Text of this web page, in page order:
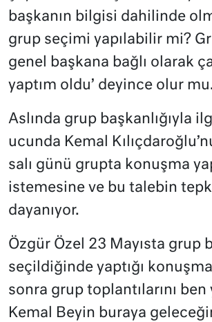
başkanın bilgisi dahilinde
grup seçimi yapılabilir mi?
genel başkana bağlı olarak
yaptım oldu’ deyince olur
Aslında grup başkanlığıyla
ucunda Kemal
salı günü grupta konuşma
istemesine ve bu talebin
dayanıyor.
Özgür Özel 23 Mayısta grup
seçildiğinde yaptığı
sonra grup toplantılarını ben
Kemal Beyin buraya